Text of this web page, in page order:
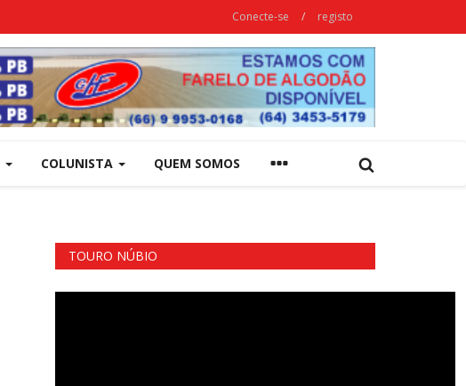
Conecte-se / registo
COLUNISTA QUEM SOMOS
TOURO NÚBIO